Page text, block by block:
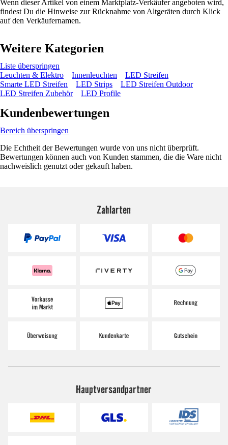
Wenn dieser Artikel von einem Marktplatz-Verkäufer angeboten wird,
findest Du die Hinweise zur Rücknahme von Altgeräten durch Klick
auf den Verkäufernamen.
Weitere Kategorien
Liste überspringen
Leuchten & Elektro
Innenleuchten
LED Streifen
Smarte LED Streifen
LED Strips
LED Streifen Outdoor
LED Streifen Zubehör
LED Profile
Kundenbewertungen
Bereich überspringen
Die Echtheit der Bewertungen wurde von uns nicht überprüft.
Bewertungen können auch von Kunden stammen, die die Ware nicht
nachweislich genutzt oder gekauft haben.
Zahlarten
Hauptversandpartner